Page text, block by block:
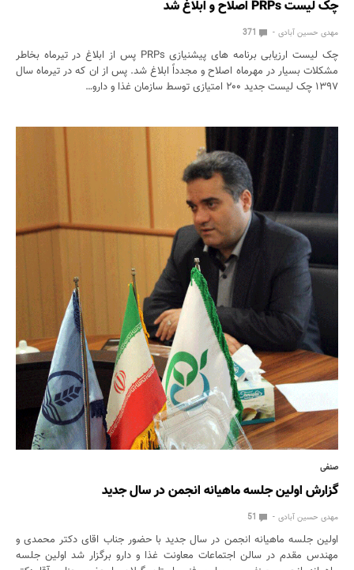
چک لیست PRPs اصلاح و ابلاغ شد
مهدی حسین آبادی
چک لیست ارزیابی برنامه های پیشنیازی PRPs پس از ابلاغ در تیرماه بخاطر
مشکلات بسیار در مهرماه اصلاح و مجدداً ابلاغ شد. پس از ان که در تیرماه سال
۱۳۹۷ چک لیست جدید ۲۰۰ امتیازی توسط سازمان غذا و دارو…
صنفی
گزارش اولین جلسه ماهیانه انجمن در سال جدید
مهدی حسین آبادی
اولین جلسه ماهیانه انجمن در سال جدید با حضور جناب اقای دکتر محمدی و
مهندس مقدم در سالن اجتماعات معاونت غذا و دارو برگزار شد اولین جلسه